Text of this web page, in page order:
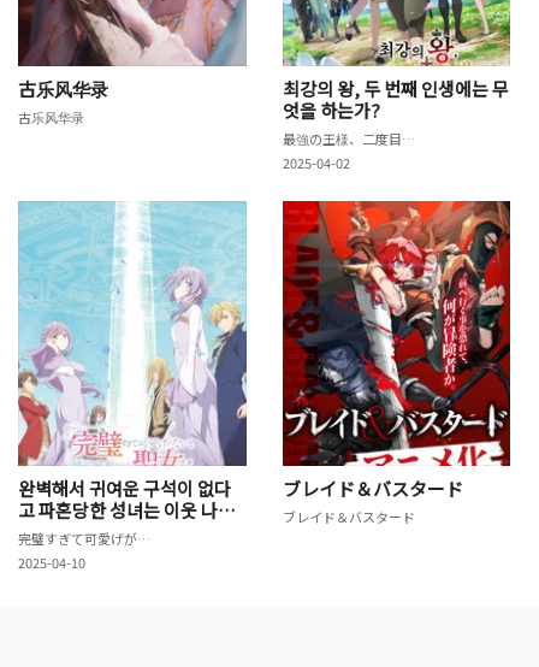
古乐风华录
古乐风华录
최강의 왕, 두 번째 인생에는 무
엇을 하는가?
最強の王様、二度目の人生は何をする？
2025-04-02
완벽해서 귀여운 구석이 없다
고 파혼당한 성녀는 이웃 나라
에 팔린다
完璧すぎて可愛げがないと婚約破棄された聖女は隣国に売られる
2025-04-10
ブレイド＆バスタード
ブレイド＆バスタード